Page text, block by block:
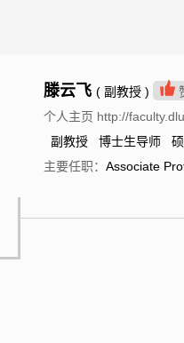
滕云飞 ( 副教授 )
个人主页 http://
副教授 博士生导师 硕
主要任职： Associate